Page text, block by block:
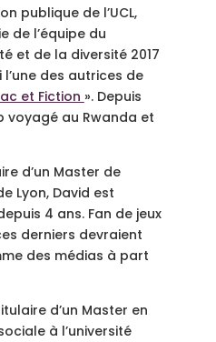
publique de l’UCL,
de l’équipe du
et de la diversité 2017
l’une des autrices de
et Fiction ». Depuis
voyagé au Rwanda et
d’un Master de
Lyon, David est
4 ans. Fan de jeux
derniers devraient
des médias à part
d’un Master en
à l’université